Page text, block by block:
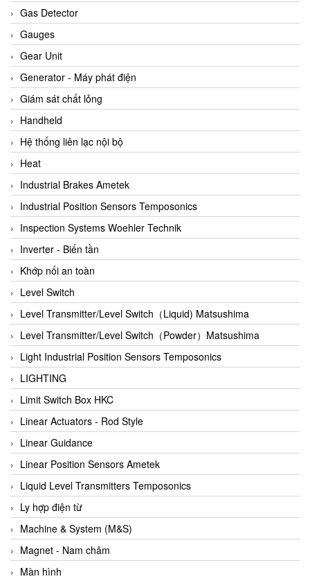
ARCA Regler
Arcos Hydraulik
Ardetem-Sfere-Vietnam
Argal
AS ENERGI
ASCO CO2
Asker
AT2E
ATC Pneumatic
ATEX System
ATI - IA
ATI (Analytical Technology Inc)
Atos
Atrax
Auma
Autec
Auto Flow
Automatic valve
Aventics
Avproglobal
Axiomtek
AZBIL
B&C Electronics
B&R
Babcok wilcox
Baelz Automatic Vietnam
Bahr Modultechnik Vietnam
Gas Detector
Gauges
Gear Unit
Generator - Máy phát điện
Giám sát chất lỏng
Handheld
Hệ thống liên lạc nội bộ
Heat
Industrial Brakes Ametek
Industrial Position Sensors Temposonics
Inspection Systems Woehler Technik
Inverter - Biến tần
Khớp nối an toàn
Level Switch
Level Transmitter/Level Switch（Liquid) Matsushima
Level Transmitter/Level Switch（Powder）Matsushima
Light Industrial Position Sensors Temposonics
LIGHTING
Limit Switch Box HKC
Linear Actuators - Rod Style
Linear Guidance
Linear Position Sensors Ametek
Liquid Level Transmitters Temposonics
Ly hợp điện từ
Machine & System (M&S)
Magnet - Nam châm
Màn hình